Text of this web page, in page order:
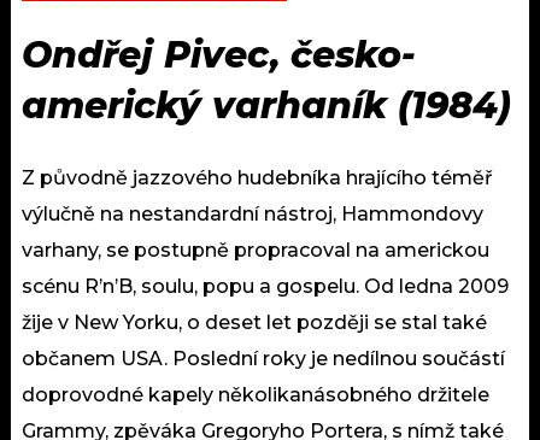
Ondřej Pivec, česko-
americký varhaník (1984)
Z původně jazzového hudebníka hrajícího téměř
výlučně na nestandardní nástroj, Hammondovy
varhany, se postupně propracoval na americkou
scénu R’n’B, soulu, popu a gospelu. Od ledna 2009
žije v New Yorku, o deset let později se stal také
občanem USA. Poslední roky je nedílnou součástí
doprovodné kapely několikanásobného držitele
Grammy, zpěváka Gregoryho Portera, s nímž také